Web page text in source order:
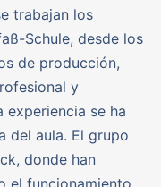
trabajan los
Schule, desde los
de producción,
y
experiencia se ha
del aula. El grupo
donde han
el funcionamiento